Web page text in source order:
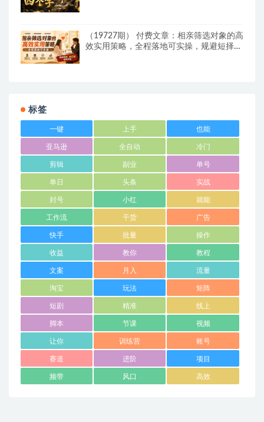
（19727期） 付费文章：相亲筛选对象的高
效实用策略，全程落地可实操，规避短择、
标签
一键 上手 也能
亚马逊 全自动 冷门
剪辑 副业 单号
单日 头条 实战
封号 小红 就能
工作流 干货 广告
快手 批量 操作
收益 教你 教程
文案 月入 流量
淘宝 玩法 矩阵
短剧 精准 线上
脚本 节课 视频
让你 训练营 账号
赛道 进阶 项目
频带 风口 高效